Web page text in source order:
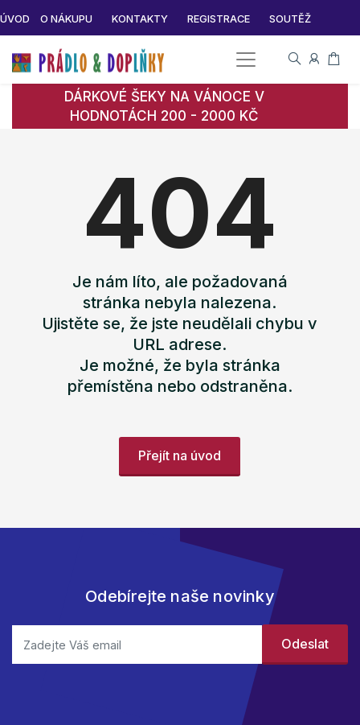
ÚVOD O NÁKUPU KONTAKTY REGISTRACE SOUTĚŽ
DÁRKOVÉ ŠEKY NA VÁNOCE V
HODNOTÁCH 200 - 2000 KČ
404
Je nám líto, ale požadovaná
stránka nebyla nalezena.
Ujistěte se, že jste neudělali chybu v
URL adrese.
Je možné, že byla stránka
přemístěna nebo odstraněna.
Přejít na úvod
Odebírejte naše novinky